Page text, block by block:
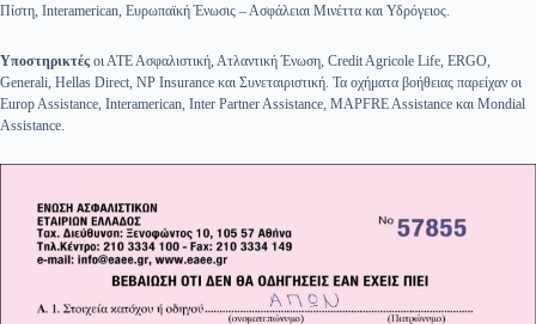
Πίστη, Interamerican, Ευρωπαϊκή Ένωσις – Ασφάλειαι Μινέττα και Υδρόγειος.
Υποστηρικτές οι ΑΤΕ Ασφαλιστική, Ατλαντική Ένωση, Credit Agricole Life, ERGO,
Generali, Hellas Direct, NP Insurance και Συνεταιριστική. Τα οχήματα βοήθειας παρείχαν οι
Europ Assistance, Interamerican, Inter Partner Assistance, MAPFRE Assistance και Mondial
Assistance.